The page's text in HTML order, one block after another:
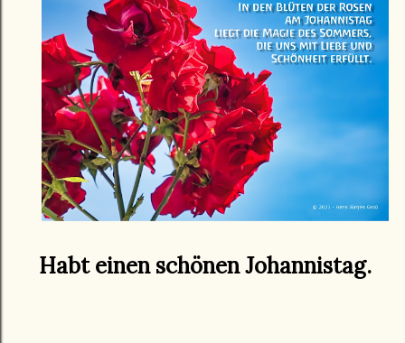
Habt einen schönen Johannistag.